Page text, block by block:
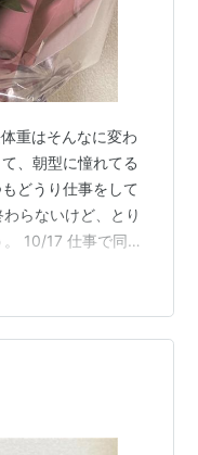
重はそんなに変わ
、朝型に憧れてる
どうり仕事をして
らないけど、とり
10/17 仕事で同僚
。はあ。 10/18 仕
誕生日のケーキ買
る。帰ったらお花
しかし花瓶が古い
ンポンママを好き